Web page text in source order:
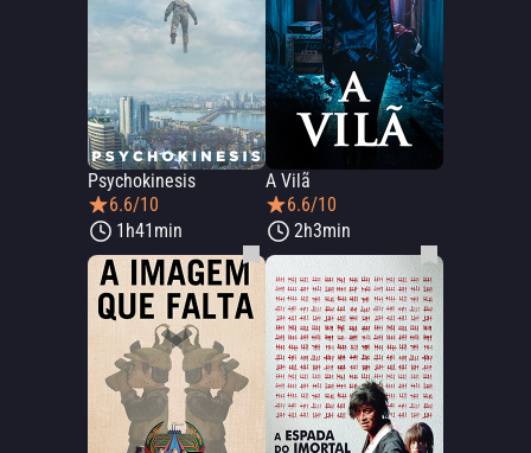
Psychokinesis
6.6/10
1h41min
A Vilã
6.6/10
2h3min